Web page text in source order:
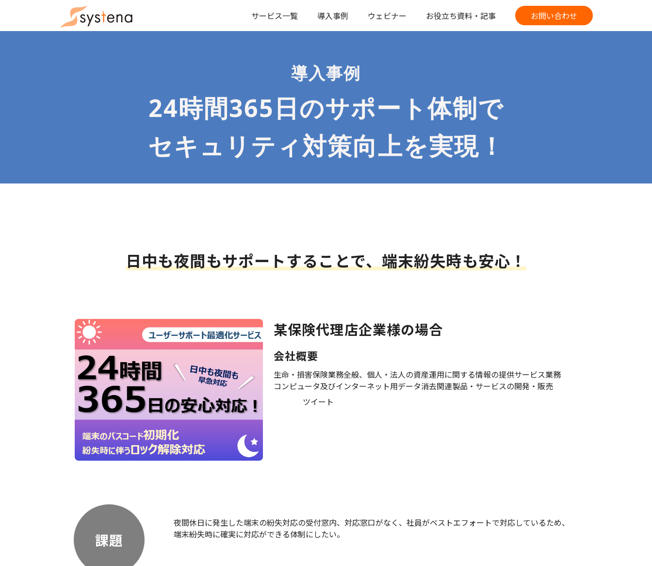
サービス一覧 導入事例 ウェビナー お役立ち資料・記事 お問い合わせ
導入事例
24時間365日のサポート体制で
セキュリティ対策向上を実現！
日中も夜間もサポートすることで、端末紛失時も安心！
某保険代理店企業様の場合
会社概要
生命・損害保険業務全般、個人・法人の資産運用に関する情報の提供サービス業務
コンピュータ及びインターネット用データ消去関連製品・サービスの開発・販売
ツイート
課題
夜間休日に発生した端末の紛失対応の受付窓内、対応窓口がなく、社員がベストエフォートで対応しているため、
端末紛失時に確実に対応ができる体制にしたい。